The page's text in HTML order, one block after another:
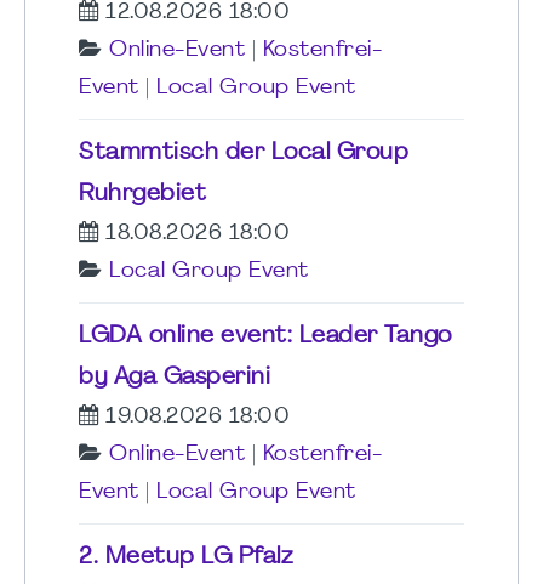
12.08.2026 18:00
Online-Event
Kostenfrei-
Event
Local Group Event
Stammtisch der Local Group
Ruhrgebiet
18.08.2026 18:00
Local Group Event
LGDA online event: Leader Tango
by Aga Gasperini
19.08.2026 18:00
Online-Event
Kostenfrei-
Event
Local Group Event
2. Meetup LG Pfalz